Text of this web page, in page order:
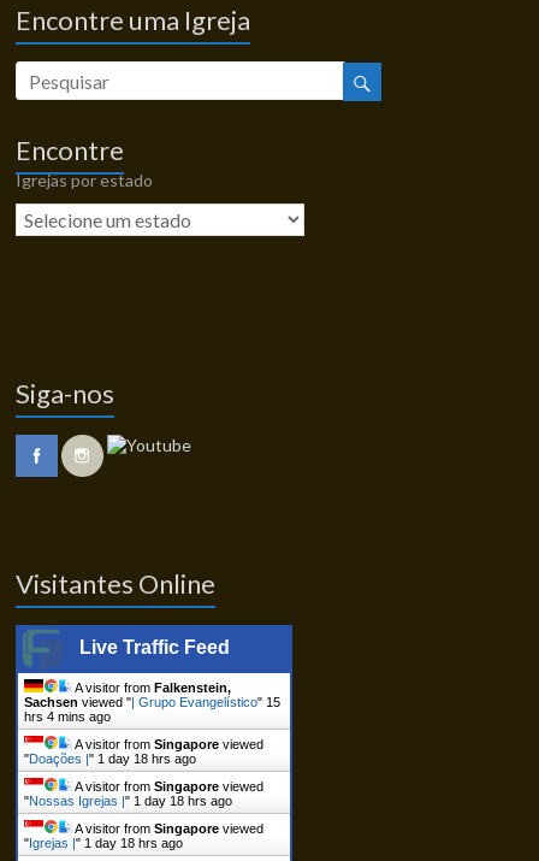
Encontre uma Igreja
Encontre
Igrejas por estado
Siga-nos
Visitantes Online
Live Traffic Feed
A visitor fromFalkenstein,
Sachsen viewed "| Grupo Evangelístico" 15
hrs 4 mins ago
A visitor fromSingapore viewed
"Doações |" 1 day 18 hrs ago
A visitor fromSingapore viewed
"Nossas Igrejas |" 1 day 18 hrs ago
A visitor fromSingapore viewed
"Igrejas |" 1 day 18 hrs ago